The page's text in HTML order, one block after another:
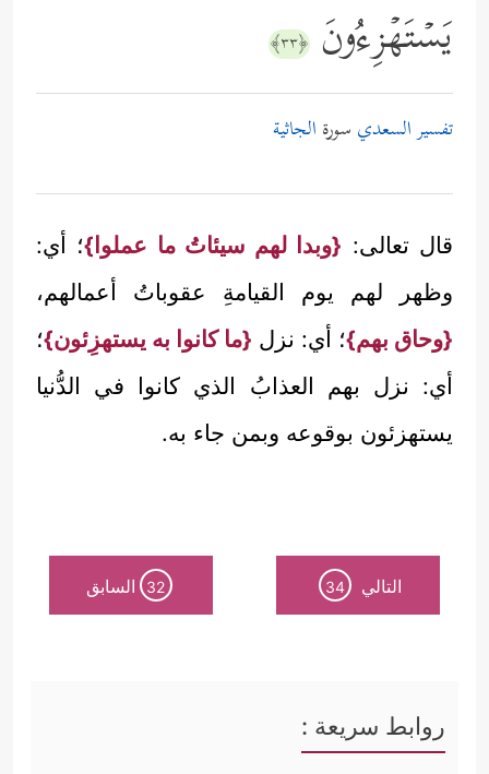
یَسۡتَهۡزِءُونَ ﴿٣٣﴾
تفسير السعدي سورة الجاثية
قال تعالى: {وبدا لهم سيئاتُ ما عملوا}؛ أي:
وظهر لهم يوم القيامةِ عقوباتُ أعمالهم،
{وحاق بهم}؛ أي: نزل {ما كانوا به يستهزِئون}؛
أي: نزل بهم العذابُ الذي كانوا في الدُّنيا
يستهزئون بوقوعه وبمن جاء به.
التالي 34
32 السابق
روابط سريعة :